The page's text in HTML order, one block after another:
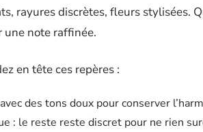
rayures discrètes, fleurs stylisées.
une note raffinée.
en tête ces repères :
des tons doux pour conserver
: le reste reste discret pour ne rien